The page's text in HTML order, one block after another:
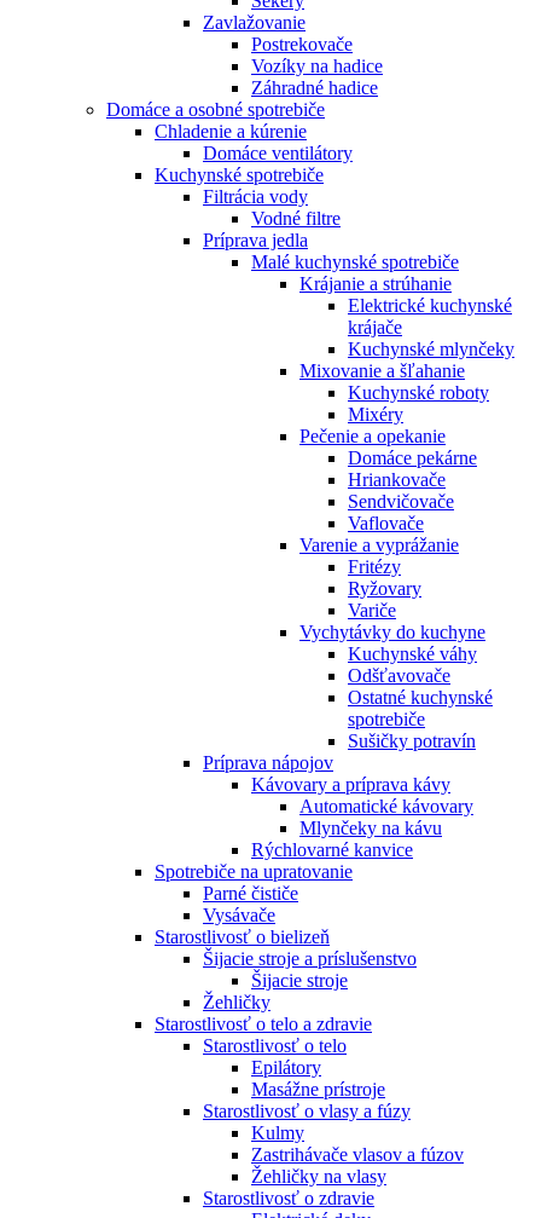
Zavlažovanie
Postrekovače
Vozíky na hadice
Záhradné hadice
Domáce a osobné spotrebiče
Chladenie a kúrenie
Domáce ventilátory
Kuchynské spotrebiče
Filtrácia vody
Vodné filtre
Príprava jedla
Malé kuchynské spotrebiče
Krájanie a strúhanie
Elektrické kuchynské
krájače
Kuchynské mlynčeky
Mixovanie a šľahanie
Kuchynské roboty
Mixéry
Pečenie a opekanie
Domáce pekárne
Hriankovače
Sendvičovače
Vaflovače
Varenie a vyprážanie
Fritézy
Ryžovary
Variče
Vychytávky do kuchyne
Kuchynské váhy
Odšťavovače
Ostatné kuchynské
spotrebiče
Sušičky potravín
Príprava nápojov
Kávovary a príprava kávy
Automatické kávovary
Mlynčeky na kávu
Rýchlovarné kanvice
Spotrebiče na upratovanie
Parné čističe
Vysávače
Starostlivosť o bielizeň
Šijacie stroje a príslušenstvo
Šijacie stroje
Žehličky
Starostlivosť o telo a zdravie
Starostlivosť o telo
Epilátory
Masážne prístroje
Starostlivosť o vlasy a fúzy
Kulmy
Zastrihávače vlasov a fúzov
Žehličky na vlasy
Starostlivosť o zdravie